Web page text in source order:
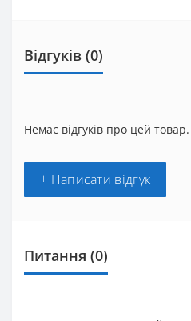
Відгуків (0)
Немає відгуків про цей товар.
+ Написати відгук
Питання (0)